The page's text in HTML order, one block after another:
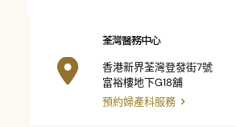
荃灣醫務中心
香港新界荃灣登發街7號
富裕樓地下G18舖
預約婦產科服務